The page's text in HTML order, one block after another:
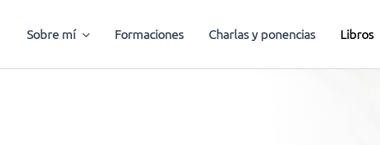
Sobre mí Formaciones Charlas y ponencias Libros